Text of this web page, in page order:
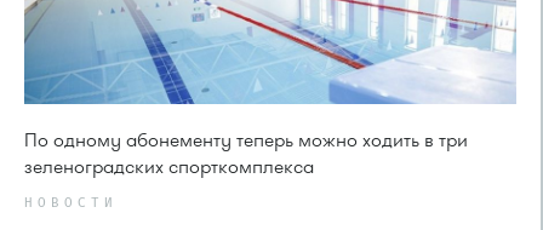
По одному абонементу теперь можно ходить в три
зеленоградских спорткомплекса
НОВОСТИ